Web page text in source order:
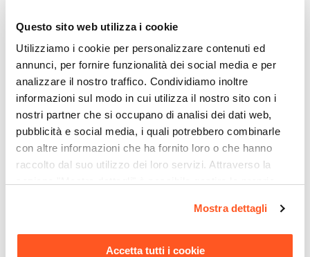
Questo sito web utilizza i cookie
Utilizziamo i cookie per personalizzare contenuti ed
annunci, per fornire funzionalità dei social media e per
analizzare il nostro traffico. Condividiamo inoltre
informazioni sul modo in cui utilizza il nostro sito con i
nostri partner che si occupano di analisi dei dati web,
pubblicità e social media, i quali potrebbero combinarle
con altre informazioni che ha fornito loro o che hanno
raccolto dal suo utilizzo dei loro servizi. Attraverso la
momento. Per maggiori informazioni si invita a leggere la
Mostra dettagli
Accetta tutti i cookie
CODICE:PRE-LFXT
Miscelatore lavabo
freestanding in acciaio inox
316 satinato – Pure
€ 537,00
CODICE:KRA-3BR
Separé da giardino con
fioriera in acciaio bronzo
100x34x180h cm e disegno
tropicale - Kaira
€ 138,99